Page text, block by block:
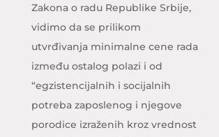
Zakona o radu Republike Srbije,
vidimo da se prilikom
utvrđivanja minimalne cene rada
između ostalog polazi i od
“egzistencijalnih i socijalnih
potreba zaposlenog i njegove
porodice izraženih kroz vrednost